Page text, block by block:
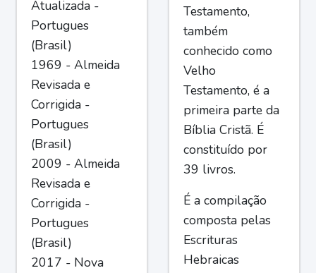
Atualizada -
Portugues
(Brasil)
1969 - Almeida
Revisada e
Corrigida -
Portugues
(Brasil)
2009 - Almeida
Revisada e
Corrigida -
Portugues
(Brasil)
2017 - Nova
Testamento,
também
conhecido como
Velho
Testamento, é a
primeira parte da
Bíblia Cristã. É
constituído por
39 livros.
É a compilação
composta pelas
Escrituras
Hebraicas